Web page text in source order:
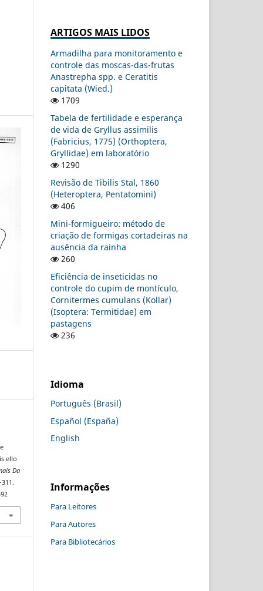
ello
Da
ARTIGOS MAIS LIDOS
Armadilha para monitoramento e
controle das moscas-das-frutas
Anastrepha spp. e Ceratitis
capitata (Wied.)
1709
Tabela de fertilidade e esperança
de vida de Gryllus assimilis
(Fabricius, 1775) (Orthoptera,
Gryllidae) em laboratório
1290
Revisão de Tibilis Stal, 1860
(Heteroptera, Pentatomini)
406
Mini-formigueiro: método de
criação de formigas cortadeiras na
ausência da rainha
260
Eficiência de inseticidas no
controle do cupim de montículo,
Cornitermes cumulans (Kollar)
(Isoptera: Termitidae) em
pastagens
236
Idioma
Português (Brasil)
Español (España)
English
Informações
Para Leitores
Para Autores
Para Bibliotecários